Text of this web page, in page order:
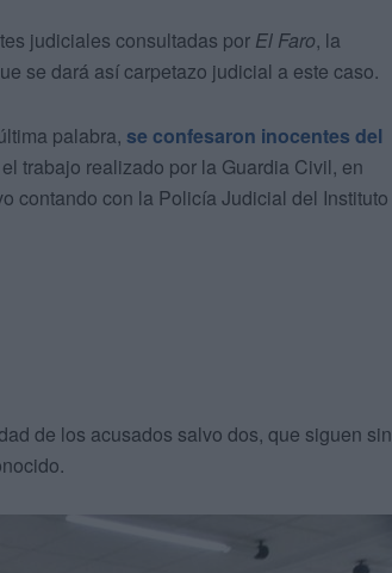
judiciales consultadas por El Faro, la
se dará así carpetazo judicial a este caso.
palabra, se confesaron inocentes del
trabajo realizado por la Guardia Civil, en
contando con la Policía Judicial del Instituto
de los acusados salvo dos, que siguen sin